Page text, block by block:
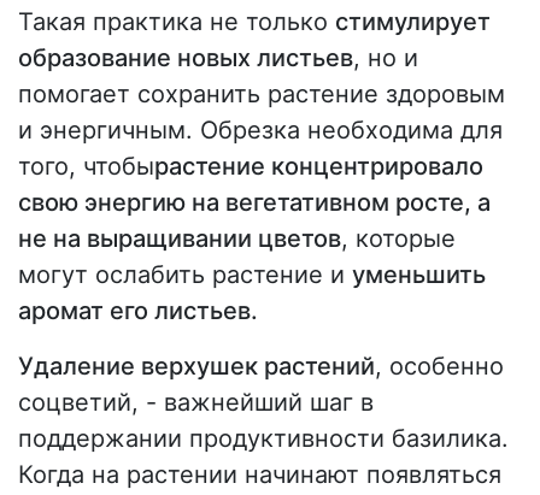
Такая практика не только стимулирует
образование новых листьев, но и
помогает сохранить растение здоровым
и энергичным. Обрезка необходима для
того, чтобырастение концентрировало
свою энергию на вегетативном росте, а
не на выращивании цветов, которые
могут ослабить растение и уменьшить
аромат его листьев.
Удаление верхушек растений, особенно
соцветий, - важнейший шаг в
поддержании продуктивности базилика.
Когда на растении начинают появляться